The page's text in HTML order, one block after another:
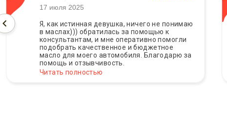
17 июля 2025
Я, как истинная девушка, ничего не понимаю
в маслах))) обратилась за помощью к
консультантам, и мне оперативно помогли
подобрать качественное и бюджетное
масло для моего автомобиля. Благодарю за
помощь и отзывчивость.
Читать полностью